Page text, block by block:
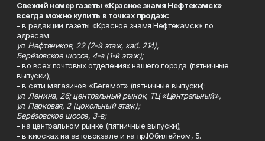
Свежий номер газеты «Красное знамя Нефтекамск»
всегда можно купить в точках продаж:
- в редакции газеты «Красное знамя Нефтекамск» по
адресам:
ул. Нефтяников, 22 (2-й этаж, каб. 214),
Берёзовское шоссе, 4-а (1-й этаж);
- во всех почтовых отделениях нашего города (пятничные
выпуски);
- в сети магазинов «Бегемот» (пятничные выпуски):
ул. Ленина, 26; центральный рынок, ТЦ «Центральный»,
ул. Парковая, 2 (цокольный этаж);
Берёзовское шоссе, 3-в;
- на центральном рынке (пятничные выпуски);
- в киосках на автовокзале и на пр.Юбилейном, 5.